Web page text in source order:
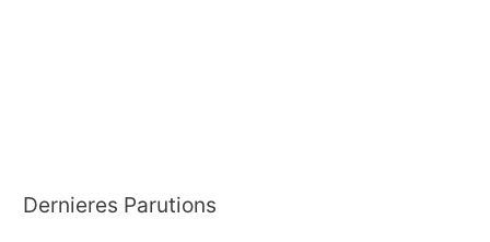
Dernieres Parutions